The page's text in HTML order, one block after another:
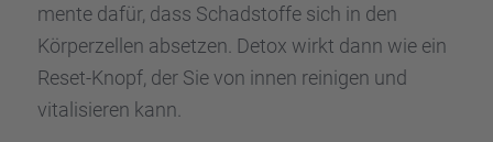
mente dafür, dass Schad­stoffe sich in den
Körper­zel­len abset­zen. Detox wirkt dann wie ein
Reset-Knopf, der Sie von innen reini­gen und
vitali­sie­ren kann.